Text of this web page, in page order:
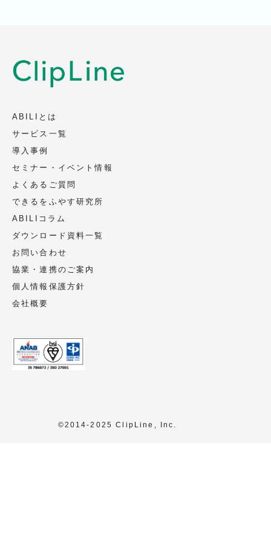
ABILIとは
サービス一覧
導入事例
セミナー・イベント情報
よくあるご質問
できるをふやす研究所
ABILIコラム
ダウンロード資料一覧
お問い合わせ
協業・連携のご案内
個人情報保護方針
会社概要
©2014-2025 ClipLine, Inc.